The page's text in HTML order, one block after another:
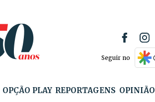
Seguir no
OPÇÃO PLAY REPORTAGENS OPINIÃO